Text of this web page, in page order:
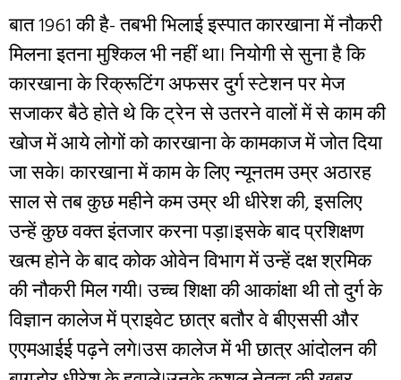
बात 1961 की है- तबभी भिलाई इस्पात कारखाना में नौकरी
मिलना इतना मुश्किल भी नहीं था। नियोगी से सुना है कि
कारखाना के रिक्रूटिंग अफसर दुर्ग स्टेशन पर मेज
सजाकर बैठे होते थे कि ट्रेन से उतरने वालों में से काम की
खोज में आये लोगों को कारखाना के कामकाज में जोत दिया
जा सके। कारखाना में काम के लिए न्यूनतम उम्र अठारह
साल से तब कुछ महीने कम उम्र थी धीरेश की, इसलिए
उन्हें कुछ वक्त इंतजार करना पड़ा।इसके बाद प्रशिक्षण
खत्म होने के बाद कोक ओवेन विभाग में उन्हें दक्ष श्रमिक
की नौकरी मिल गयी। उच्च शिक्षा की आकांक्षा थी तो दुर्ग के
विज्ञान कालेज में प्राइवेट छात्र बतौर वे बीएससी और
एएमआईई पढ़ने लगे।उस कालेज में भी छात्र आंदोलन की